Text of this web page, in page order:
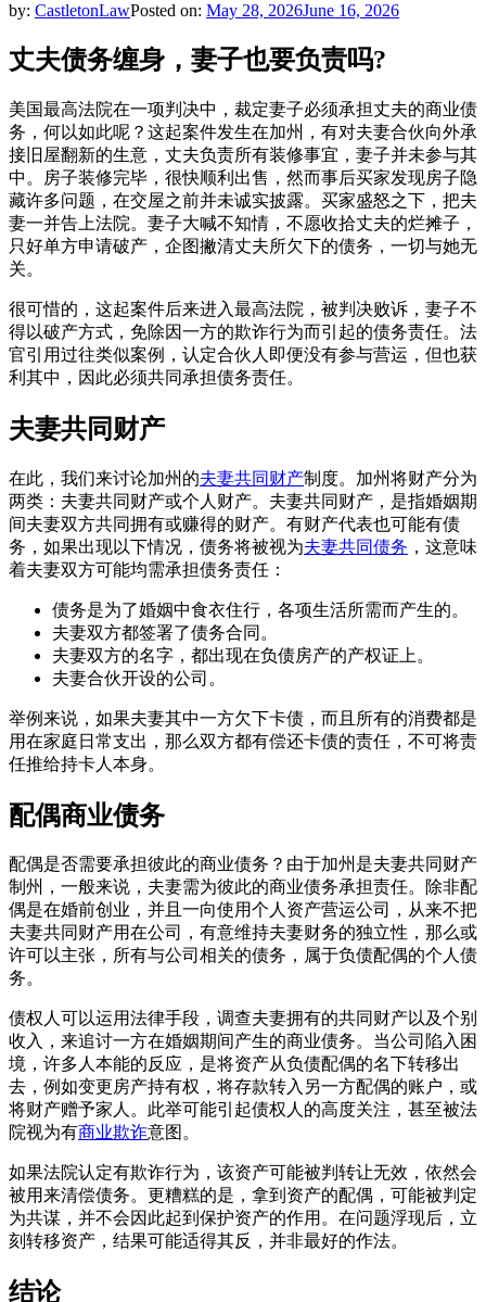
by: CastletonLawPosted on: May 28, 2026June 16, 2026
丈夫债务缠身，妻子也要负责吗?
美国最高法院在一项判决中，裁定妻子必须承担丈夫的商业债
务，何以如此呢？这起案件发生在加州，有对夫妻合伙向外承
接旧屋翻新的生意，丈夫负责所有装修事宜，妻子并未参与其
中。房子装修完毕，很快顺利出售，然而事后买家发现房子隐
藏许多问题，在交屋之前并未诚实披露。买家盛怒之下，把夫
妻一并告上法院。妻子大喊不知情，不愿收拾丈夫的烂摊子，
只好单方申请破产，企图撇清丈夫所欠下的债务，一切与她无
关。
很可惜的，这起案件后来进入最高法院，被判决败诉，妻子不
得以破产方式，免除因一方的欺诈行为而引起的债务责任。法
官引用过往类似案例，认定合伙人即便没有参与营运，但也获
利其中，因此必须共同承担债务责任。
夫妻共同财产
在此，我们来讨论加州的夫妻共同财产制度。加州将财产分为
两类：夫妻共同财产或个人财产。夫妻共同财产，是指婚姻期
间夫妻双方共同拥有或赚得的财产。有财产代表也可能有债
务，如果出现以下情况，债务将被视为夫妻共同债务 ，这意味
着夫妻双方可能均需承担债务责任：
债务是为了婚姻中食衣住行，各项生活所需而产生的。
夫妻双方都签署了债务合同。
夫妻双方的名字，都出现在负债房产的产权证上。
夫妻合伙开设的公司。
举例来说，如果夫妻其中一方欠下卡债，而且所有的消费都是
用在家庭日常支出，那么双方都有偿还卡债的责任，不可将责
任推给持卡人本身。
配偶商业债务
配偶是否需要承担彼此的商业债务？由于加州是夫妻共同财产
制州，一般来说，夫妻需为彼此的商业债务承担责任。除非配
偶是在婚前创业，并且一向使用个人资产营运公司，从来不把
夫妻共同财产用在公司，有意维持夫妻财务的独立性 ，那么或
许可以主张，所有与公司相关的债务，属于负债配偶的个人债
务。
债权人可以运用法律手段，调查夫妻拥有的共同财产以及个别
收入，来追讨一方在婚姻期间产生的商业债务。当公司陷入困
境，许多人本能的反应，是将资产从负债配偶的名下转移出
去，例如变更房产持有权，将存款转入另一方配偶的账户，或
将财产赠予家人。此举可能引起债权人的高度关注，甚至被法
院视为有商业欺诈意图。
如果法院认定有欺诈行为，该资产可能被判转让无效，依然会
被用来清偿债务。更糟糕的是，拿到资产的配偶，可能被判定
为共谋，并不会因此起到保护资产的作用。在问题浮现后，立
刻转移资产，结果可能适得其反，并非最好的作法。
结论